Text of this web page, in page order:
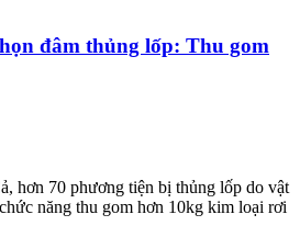
đâm thủng lốp: Thu gom
hơn 70 phương tiện bị thủng lốp do vật
năng thu gom hơn 10kg kim loại rơi